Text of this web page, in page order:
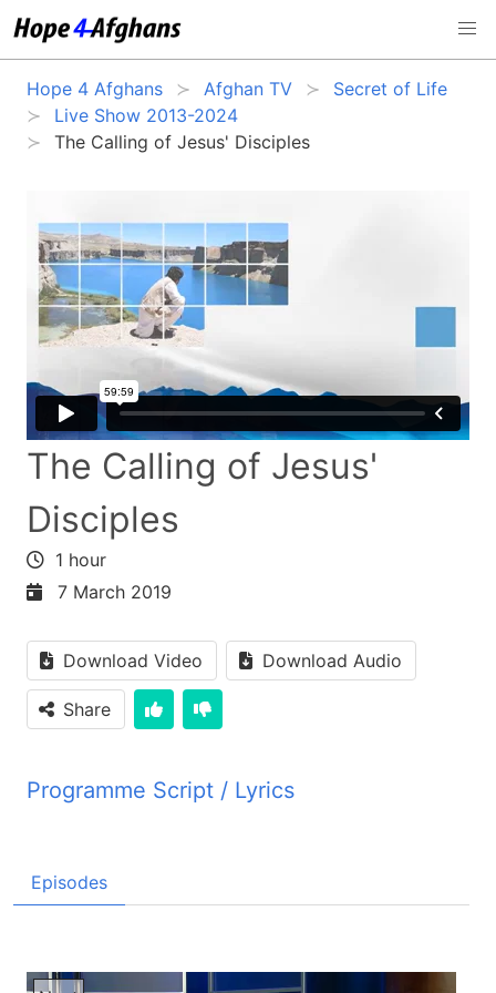
Hope 4 Afghans Afghan TV
Secret of Life
Live Show 2013-2024
The Calling of Jesus' Disciples
The Calling of Jesus'
Disciples
1 hour
7 March 2019
Download Video Download Audio
Share
Programme Script / Lyrics
روشنائی انجیل مقدس شما را کمک می کند تا در زندگی
خوش آمدید. سلام های مرا بپذیرین، امیدوار استم که
Episodes